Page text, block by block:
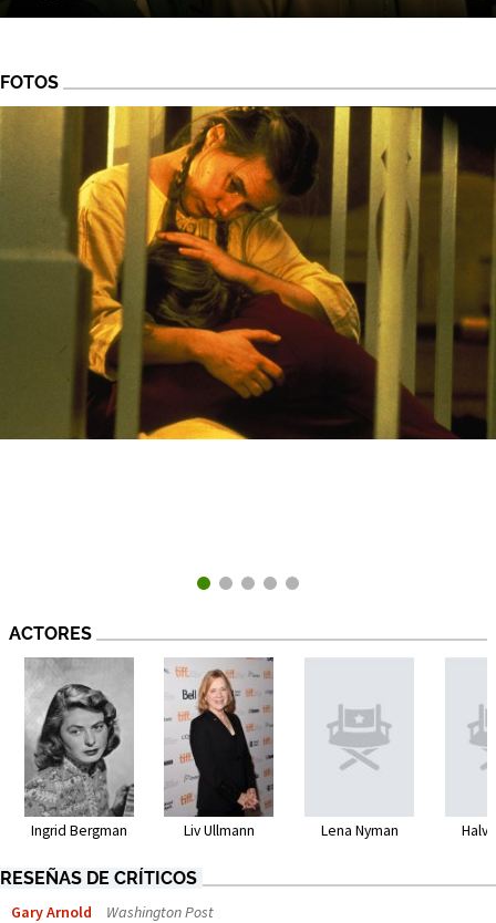
FOTOS
ACTORES
Ingrid Bergman Liv Ullmann Lena Nyman
RESEÑAS DE CRÍTICOS
Gary Arnold Washington Post